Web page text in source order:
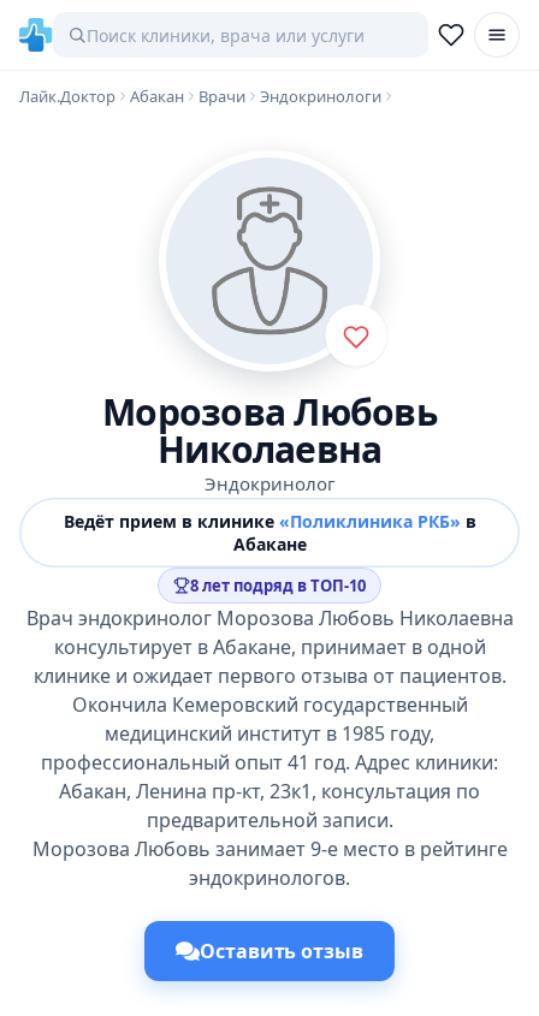
Лайк.Доктор Абакан Врачи Эндокринологи
Морозова Любовь
Николаевна
Эндокринолог
Ведёт прием в клинике «Поликлиника РКБ» в
Абакане
8 лет подряд в ТОП-10
Врач эндокринолог Морозова Любовь Николаевна
консультирует в Абакане, принимает в одной
клинике и ожидает первого отзыва от пациентов.
Окончила Кемеровский государственный
медицинский институт в 1985 году,
профессиональный опыт 41 год. Адрес клиники:
Абакан, Ленина пр-кт, 23к1, консультация по
предварительной записи.
Морозова Любовь занимает 9-е место в рейтинге
эндокринологов.
Оставить отзыв